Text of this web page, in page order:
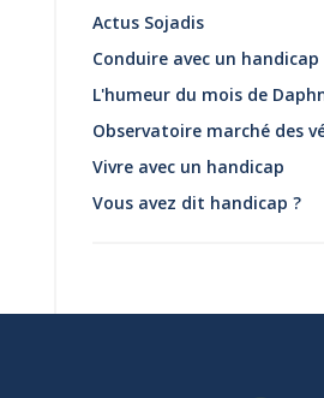
Actus Sojadis
Conduire avec un handicap
L'humeur du mois de
Observatoire marché des
Vivre avec un handicap
Vous avez dit handicap ?